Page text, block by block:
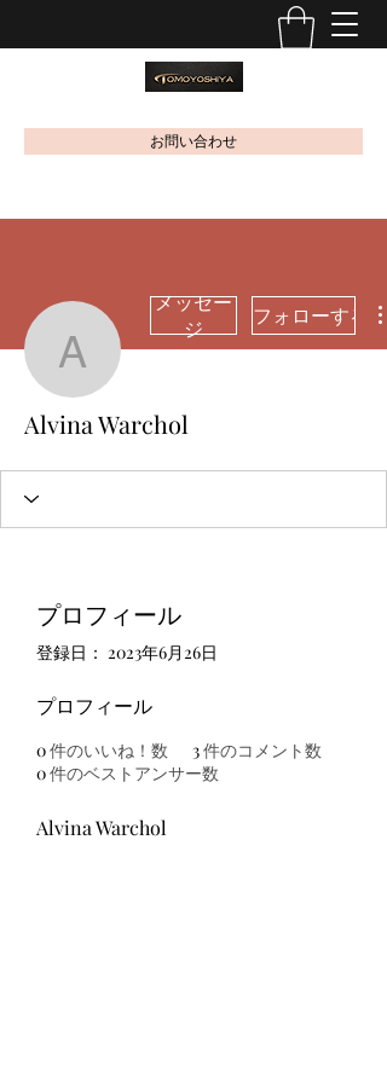
お問い合わせ
Alvina Warchol
メッセー
ジ
フォローする
Alvina Warchol
プロフィール
登録日： 2023年6月26日
プロフィール
0件のいいね！数 3件のコメント数
0件のベストアンサー数
Alvina Warchol